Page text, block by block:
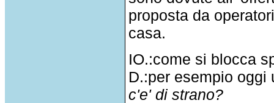
proposta da
casa.
IO.:come si blocca
D.:per esempio
c'e' di strano?